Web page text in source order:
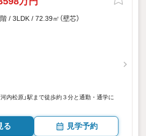
/ 3LDK / 72.39㎡（壁芯）
内松原」駅まで徒歩約３分と通勤・通学に
る 見学予約